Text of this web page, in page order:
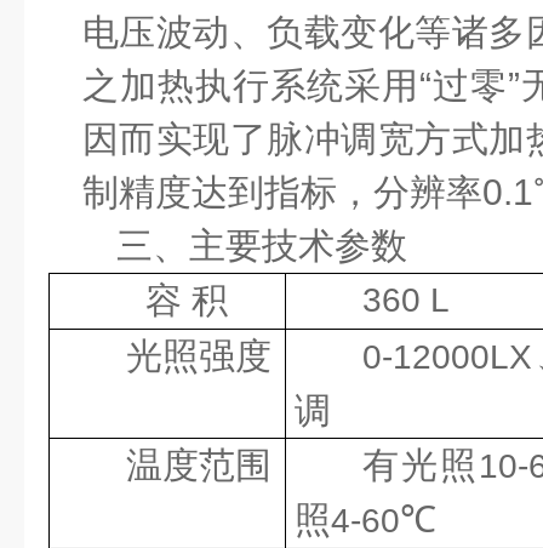
电压波动、负载变化等诸多
之加热执行系统采用“过零
因而实现了脉冲调宽方式
制精度达到指标，分辨率0.1
三、主要技术参数
容 积 360 L
光照强度 0-12000LX
调
温度范围
有光照 10-
照4-60℃